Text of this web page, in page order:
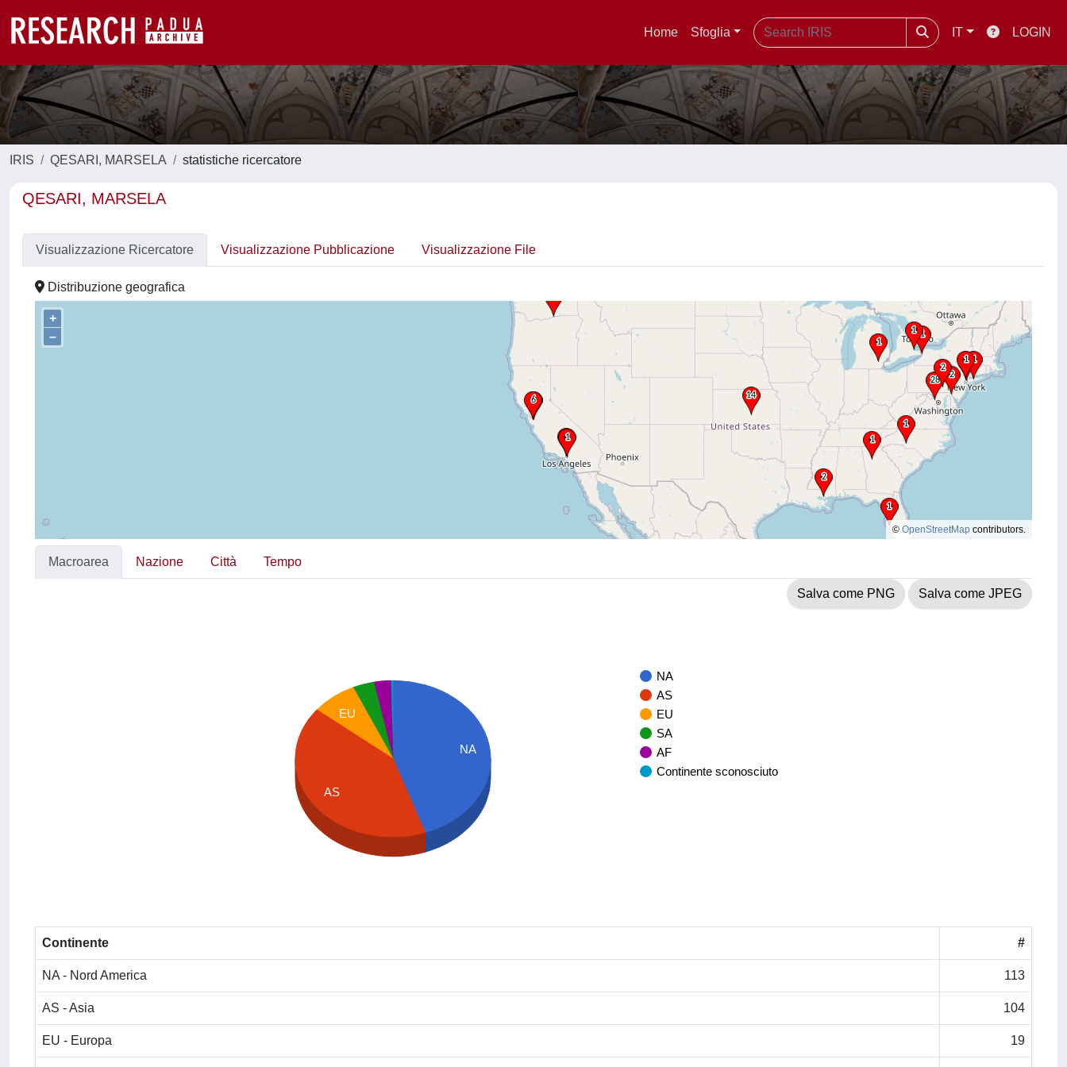
Home Sfoglia IT LOGIN
IRIS QESARI, MARSELA statistiche ricercatore
QESARI, MARSELA
Visualizzazione Ricercatore Visualizzazione Pubblicazione Visualizzazione File
Distribuzione geografica
+
–
© OpenStreetMap contributors.
Macroarea Nazione Città Tempo
Salva come PNG Salva come JPEG
NA
AS
EU
SA
AF
Continente sconosciuto
NA
EU
AS
Continente #
NA - Nord America 113
AS - Asia 104
EU - Europa 19